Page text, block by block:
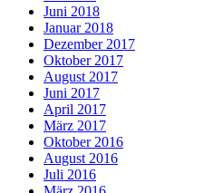
Juni 2018
Januar 2018
Dezember 2017
Oktober 2017
August 2017
Juni 2017
April 2017
März 2017
Oktober 2016
August 2016
Juli 2016